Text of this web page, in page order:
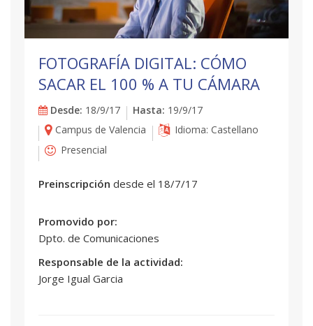
FOTOGRAFÍA DIGITAL: CÓMO
SACAR EL 100 % A TU CÁMARA
Desde: 18/9/17 Hasta: 19/9/17
Campus de Valencia
Idioma: Castellano
Presencial
Preinscripción desde el 18/7/17
Promovido por:
Dpto. de Comunicaciones
Responsable de la actividad:
Jorge Igual Garcia